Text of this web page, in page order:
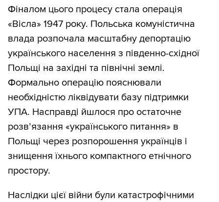
Фіналом цього процесу стала операція
«Вісла» 1947 року. Польська комуністична
влада розпочала масштабну депортацію
українського населення з південно-східної
Польщі на західні та північні землі.
Формально операцію пояснювали
необхідністю ліквідувати базу підтримки
УПА. Насправді йшлося про остаточне
розв’язання «українського питання» в
Польщі через розпорошення українців і
знищення їхнього компактного етнічного
простору.
Наслідки цієї війни були катастрофічними